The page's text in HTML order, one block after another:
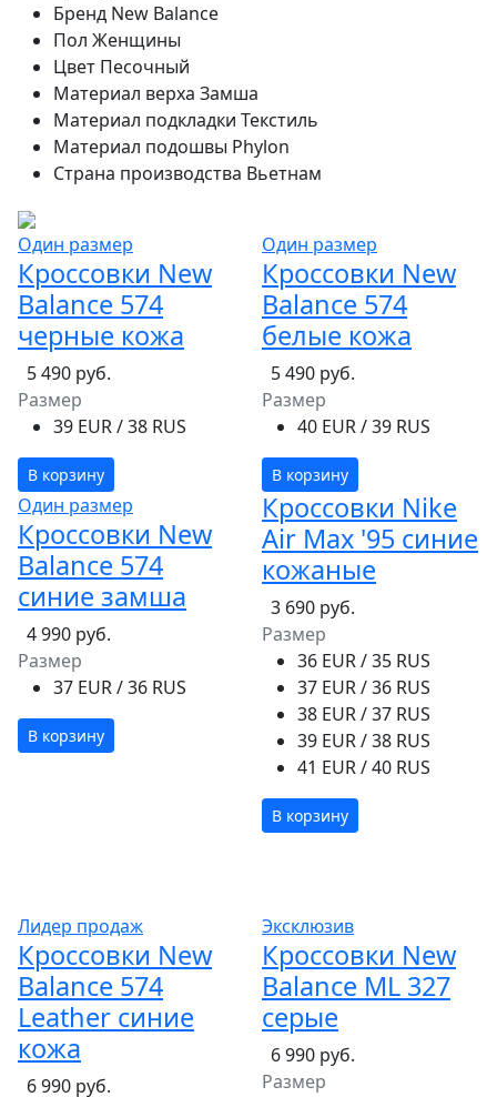
Бренд New Balance
Пол Женщины
Цвет Песочный
Материал верха Замша
Материал подкладки Текстиль
Материал подошвы Phylon
Страна производства Вьетнам
Один размер
Кроссовки New
Balance 574
черные кожа
5 490 руб.
Размер
39 EUR / 38 RUS
В корзину
Один размер
Кроссовки New
Balance 574
белые кожа
5 490 руб.
Размер
40 EUR / 39 RUS
В корзину
Один размер
Кроссовки New
Balance 574
синие замша
4 990 руб.
Размер
37 EUR / 36 RUS
В корзину
Кроссовки Nike
Air Max '95 синие
кожаные
3 690 руб.
Размер
36 EUR / 35 RUS
37 EUR / 36 RUS
38 EUR / 37 RUS
39 EUR / 38 RUS
41 EUR / 40 RUS
В корзину
Лидер продаж
Кроссовки New
Balance 574
Leather синие
кожа
6 990 руб.
Эксклюзив
Кроссовки New
Balance ML 327
серые
6 990 руб.
Размер